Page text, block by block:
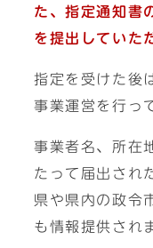
た、指定通知書
を提出していた
指定を受けた後
事業運営を行っ
事業者名、所在
たって届出され
県や県内の政令
も情報提供され